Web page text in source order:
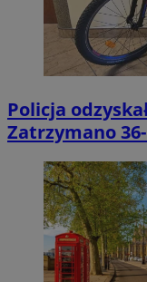
Policja
Zatrzymano